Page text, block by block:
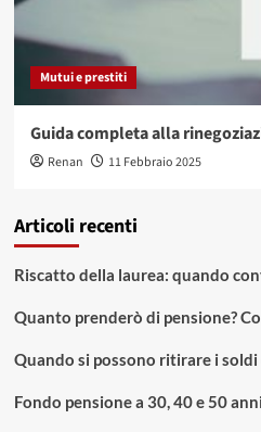
Mutui e prestiti
Guida completa alla
Renan 11 Febbraio 2025
Articoli recenti
Riscatto della laurea: quando
Quanto prenderò di pensione?
Quando si possono ritirare i
Fondo pensione a 30, 40 e 50